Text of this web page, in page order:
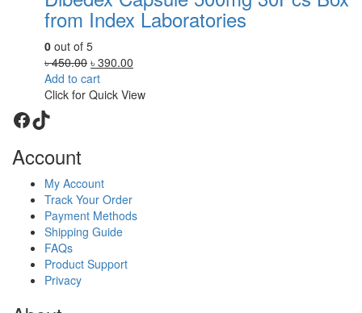
from Index Laboratories
0 out of 5
৳450.00 Original
price
was:
৳ 390.00
is:
Add to cart
Click for Quick View
Facebook
TikTok
Account
My Account
Track Your Order
Payment Methods
Shipping Guide
FAQs
Product Support
Privacy